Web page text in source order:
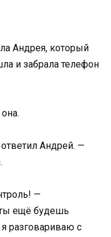
Андрея, который
и забрала телефон
Андрей. —
—
ещё будешь
разговариваю с